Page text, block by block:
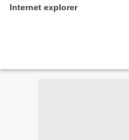
Internet explorer